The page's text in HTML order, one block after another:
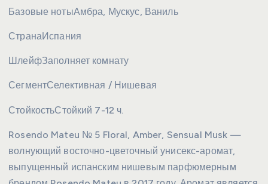
Базовые нотыАмбра, Мускус, Ваниль
СтранаИспания
ШлейфЗаполняет комнату
СегментСелективная / Нишевая
СтойкостьСтойкий 7-12 ч.
Rosendo Mateu № 5 Floral, Amber, Sensual Musk —
волнующий восточно-цветочный унисекс-аромат,
выпущенный испанским нишевым парфюмерным